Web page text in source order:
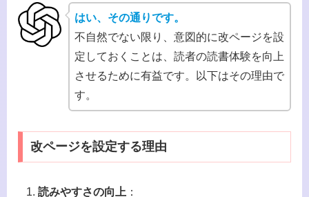
はい、その通りです。
不自然でない限り、意図的に改ページを設
定しておくことは、読者の読書体験を向上
させるために有益です。以下はその理由で
す。
改ページを設定する理由
読みやすさの向上 ：